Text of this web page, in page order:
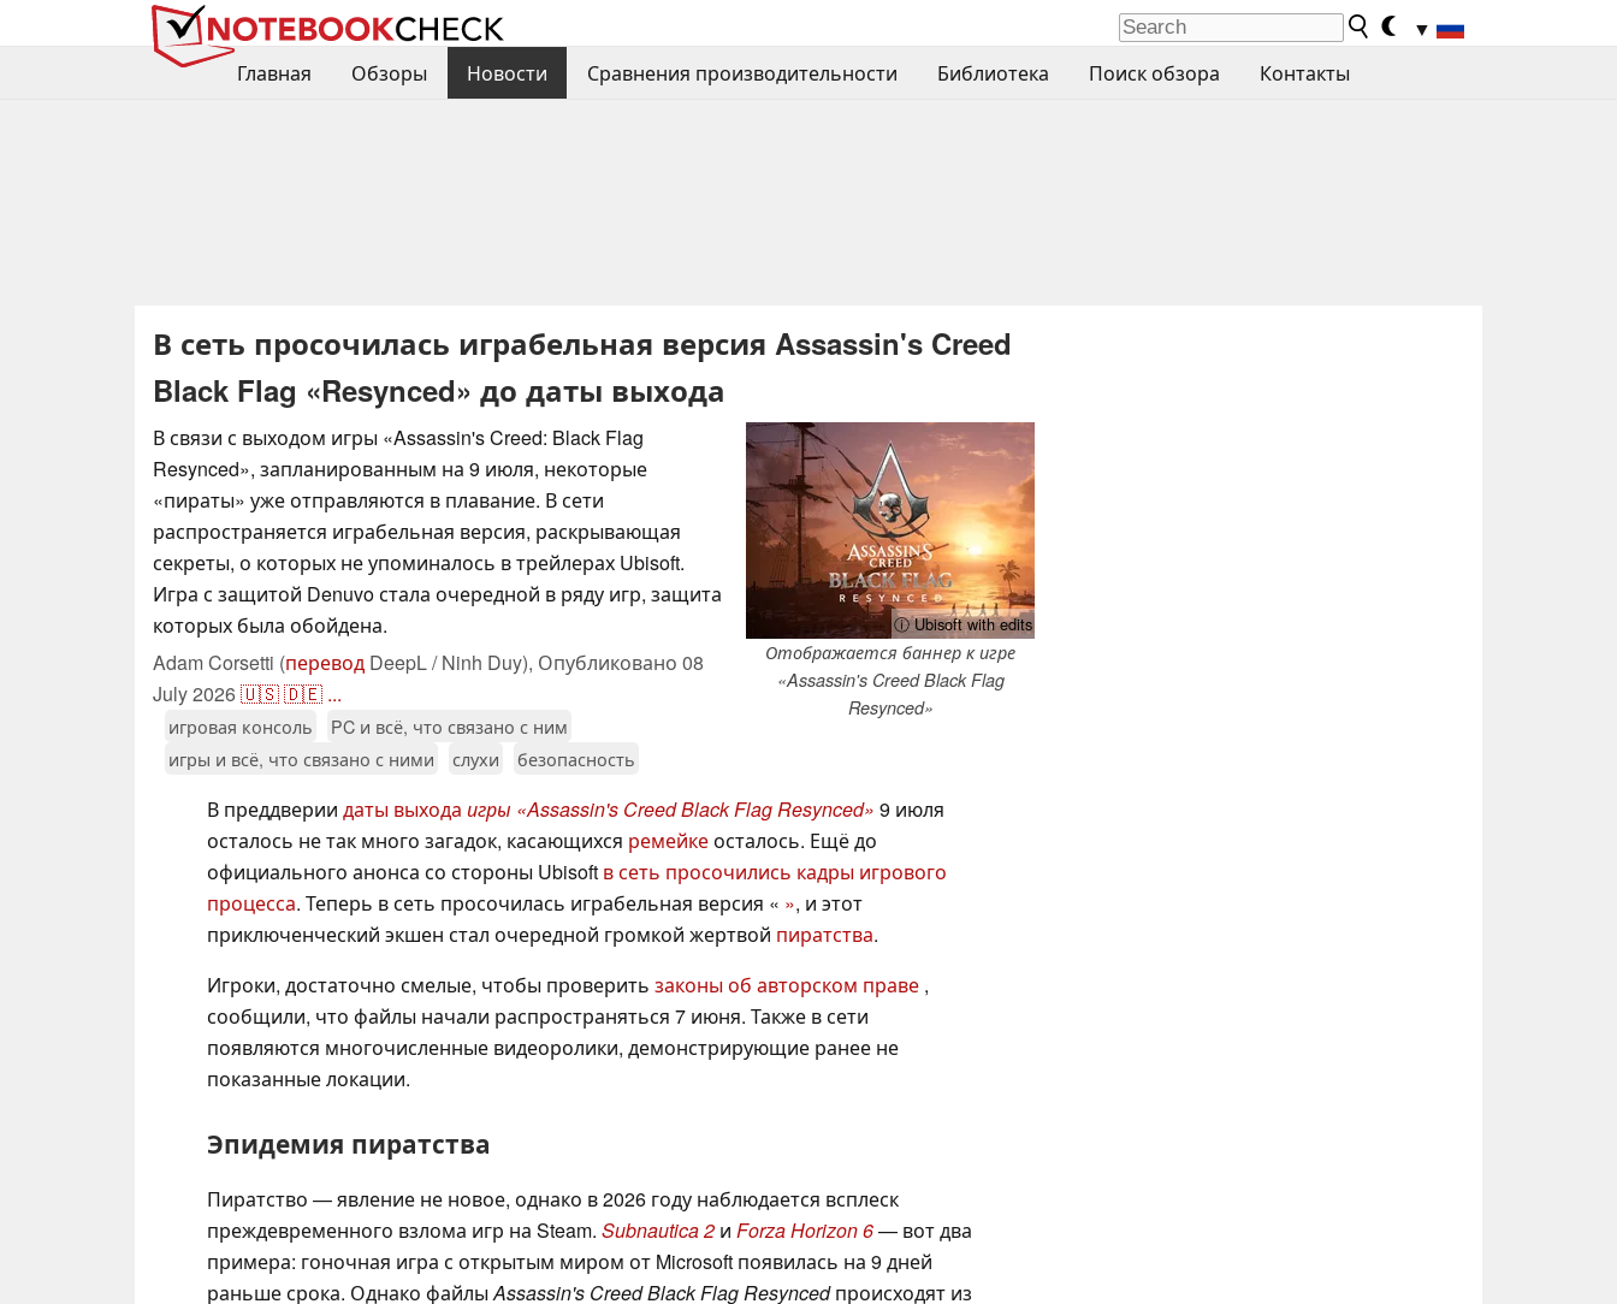
▼
Главная
Обзоры Новости Сравнения производительности Библиотека Поиск обзора Контакты
В сеть просочилась играбельная версия Assassin's Creed
Black Flag «Resynced» до даты выхода
ⓘ Ubisoft with edits
Отображается баннер к игре
«Assassin's Creed Black Flag
Resynced»
В связи с выходом игры «Assassin's Creed: Black Flag
Resynced», запланированным на 9 июля, некоторые
«пираты» уже отправляются в плавание. В сети
распространяется играбельная версия, раскрывающая
секреты, о которых не упоминалось в трейлерах Ubisoft.
Игра с защитой Denuvo стала очередной в ряду игр, защита
которых была обойдена.
Adam Corsetti (перевод DeepL / Ninh Duy), Опубликовано 08
July 2026🇺🇸🇩🇪 ...
игровая консоль
PC и всё, что связано с ним
игры и всё, что связано с ними
слухи безопасность
В преддверии даты выхода игры «Assassin's Creed Black Flag Resynced» 9 июля
осталось не так много загадок, касающихся ремейкеосталось. Ещё до
официального анонса со стороны Ubisoft в сеть просочились кадры игрового
процесса. Теперь в сеть просочилась играбельная версия « », и этот
приключенческий экшен стал очередной громкой жертвой пиратства.
Игроки, достаточно смелые, чтобы проверить законы об авторском праве ,
сообщили, что файлы начали распространяться 7 июня. Также в сети
появляются многочисленные видеоролики, демонстрирующие ранее не
показанные локации.
Эпидемия пиратства
Пиратство — явление не новое, однако в 2026 году наблюдается всплеск
преждевременного взлома игр на Steam. Subnautica 2 и Forza Horizon 6— вот два
примера: гоночная игра с открытым миром от Microsoft появилась на 9 дней
раньше срока. Однако файлыAssassin's Creed Black Flag Resyncedпроисходят из